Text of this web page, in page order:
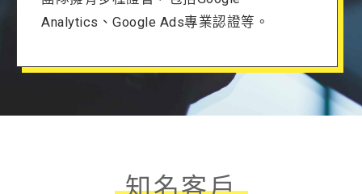
Analytics、Google Ads專業認證等。
知名客戶